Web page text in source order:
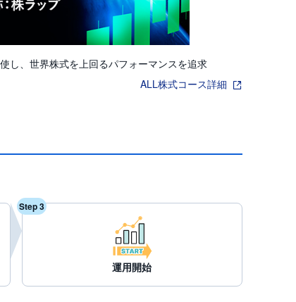
し、世界株式を上回るパフォーマンスを追求
ALL株式コース詳細
Step 3
運用開始